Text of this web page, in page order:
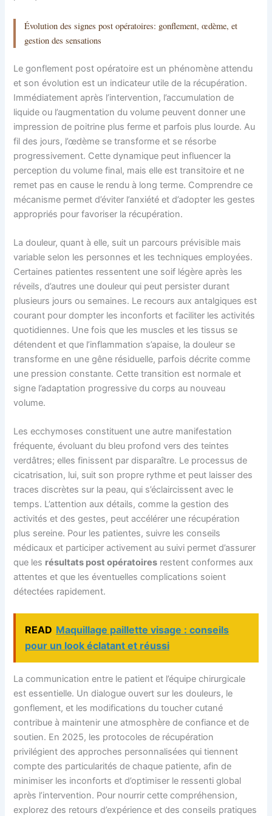
Évolution des signes post opératoires: gonflement, œdème, et
gestion des sensations
Le gonflement post opératoire est un phénomène attendu
et son évolution est un indicateur utile de la récupération.
Immédiatement après l’intervention, l’accumulation de
liquide ou l’augmentation du volume peuvent donner une
impression de poitrine plus ferme et parfois plus lourde. Au
fil des jours, l’œdème se transforme et se résorbe
progressivement. Cette dynamique peut influencer la
perception du volume final, mais elle est transitoire et ne
remet pas en cause le rendu à long terme. Comprendre ce
mécanisme permet d’éviter l’anxiété et d’adopter les gestes
appropriés pour favoriser la récupération.
La douleur, quant à elle, suit un parcours prévisible mais
variable selon les personnes et les techniques employées.
Certaines patientes ressentent une soif légère après les
réveils, d’autres une douleur qui peut persister durant
plusieurs jours ou semaines. Le recours aux antalgiques est
courant pour dompter les inconforts et faciliter les activités
quotidiennes. Une fois que les muscles et les tissus se
détendent et que l’inflammation s’apaise, la douleur se
transforme en une gêne résiduelle, parfois décrite comme
une pression constante. Cette transition est normale et
signe l’adaptation progressive du corps au nouveau
volume.
Les ecchymoses constituent une autre manifestation
fréquente, évoluant du bleu profond vers des teintes
verdâtres; elles finissent par disparaître. Le processus de
cicatrisation, lui, suit son propre rythme et peut laisser des
traces discrètes sur la peau, qui s’éclaircissent avec le
temps. L’attention aux détails, comme la gestion des
activités et des gestes, peut accélérer une récupération
plus sereine. Pour les patientes, suivre les conseils
médicaux et participer activement au suivi permet d’assurer
que les résultats post opératoires restent conformes aux
attentes et que les éventuelles complications soient
détectées rapidement.
READ Maquillage paillette visage : conseils
pour un look éclatant et réussi
La communication entre le patient et l’équipe chirurgicale
est essentielle. Un dialogue ouvert sur les douleurs, le
gonflement, et les modifications du toucher cutané
contribue à maintenir une atmosphère de confiance et de
soutien. En 2025, les protocoles de récupération
privilégient des approches personnalisées qui tiennent
compte des particularités de chaque patiente, afin de
minimiser les inconforts et d’optimiser le ressenti global
après l’intervention. Pour nourrir cette compréhension,
explorez des retours d’expérience et des conseils pratiques